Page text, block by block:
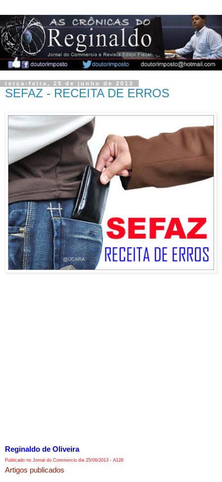
terça-feira, 25 de junho de 2013
SEFAZ - RECEITA DE ERROS
Reginaldo de Oliveira
Publicado no Jornal do Commercio dia 25/06/2013 - A128
Artigos publicados